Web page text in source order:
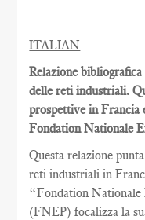
ITALIAN
Relazione
delle reti industriali.
prospettive in Francia
Fondation Nationale
Questa relazione
reti industriali in
“Fondation Nationale
(FNEP) focalizza la